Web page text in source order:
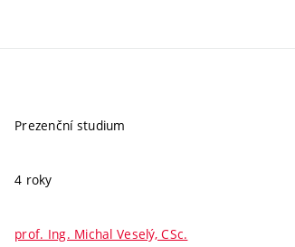
Prezenční studium
4 roky
prof. Ing. Michal Veselý, CSc.